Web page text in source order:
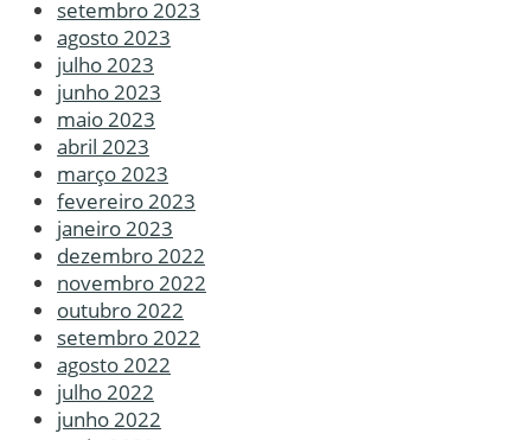
setembro 2023
agosto 2023
julho 2023
junho 2023
maio 2023
abril 2023
março 2023
fevereiro 2023
janeiro 2023
dezembro 2022
novembro 2022
outubro 2022
setembro 2022
agosto 2022
julho 2022
junho 2022